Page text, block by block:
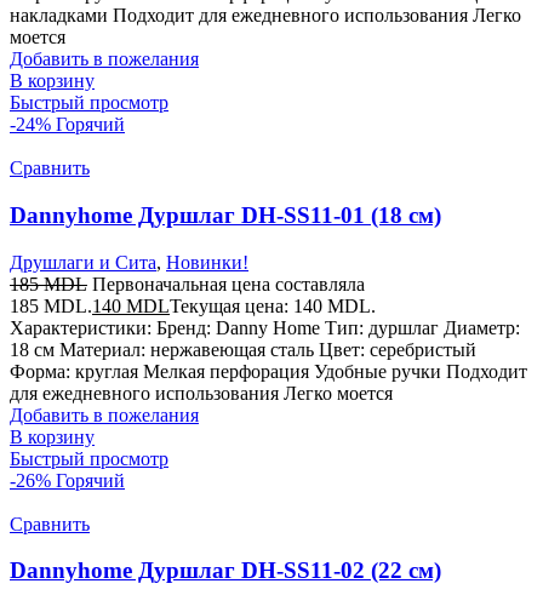
накладками Подходит для ежедневного использования Легко
моется
Добавить в пожелания
В корзину
Быстрый просмотр
-24% Горячий
Сравнить
Dannyhome Дуршлаг DH-SS11-01 (18 см)
Друшлаги и Сита, Новинки!
185MDL Первоначальная цена составляла
185 MDL.140 MDLТекущая цена: 140 MDL.
Характеристики: Бренд: Danny Home Тип: дуршлаг Диаметр:
18 см Материал: нержавеющая сталь Цвет: серебристый
Форма: круглая Мелкая перфорация Удобные ручки Подходит
для ежедневного использования Легко моется
Добавить в пожелания
В корзину
Быстрый просмотр
-26% Горячий
Сравнить
Dannyhome Дуршлаг DH-SS11-02 (22 см)